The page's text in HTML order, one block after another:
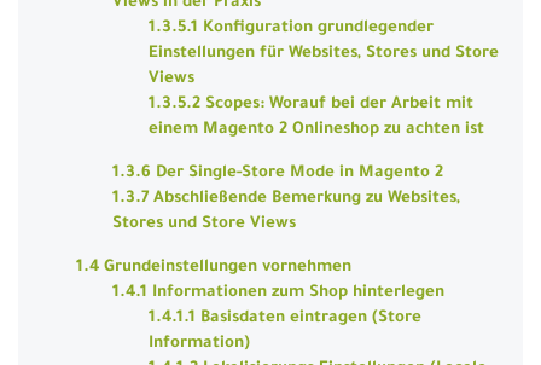
1.3.5.1 Konfiguration grundlegender
Einstellungen für Websites, Stores und Store
Views
1.3.5.2 Scopes: Worauf bei der Arbeit mit
einem Magento 2 Onlineshop zu achten ist
1.3.6 Der Single-Store Mode in Magento 2
1.3.7 Abschließende Bemerkung zu Websites,
Stores und Store Views
1.4 Grundeinstellungen vornehmen
1.4.1 Informationen zum Shop hinterlegen
1.4.1.1 Basisdaten eintragen (Store
Information)